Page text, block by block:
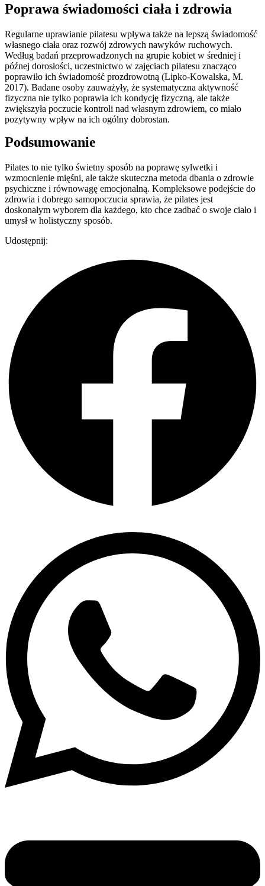
Poprawa świadomości ciała i zdrowia
Regularne uprawianie pilatesu wpływa także na lepszą świadomość
własnego ciała oraz rozwój zdrowych nawyków ruchowych.
Według badań przeprowadzonych na grupie kobiet w średniej i
późnej dorosłości, uczestnictwo w zajęciach pilatesu znacząco
poprawiło ich świadomość prozdrowotną (Lipko-Kowalska, M.
2017). Badane osoby zauważyły, że systematyczna aktywność
fizyczna nie tylko poprawia ich kondycję fizyczną, ale także
zwiększyła poczucie kontroli nad własnym zdrowiem, co miało
pozytywny wpływ na ich ogólny dobrostan.
Podsumowanie
Pilates to nie tylko świetny sposób na poprawę sylwetki i
wzmocnienie mięśni, ale także skuteczna metoda dbania o zdrowie
psychiczne i równowagę emocjonalną. Kompleksowe podejście do
zdrowia i dobrego samopoczucia sprawia, że pilates jest
doskonałym wyborem dla każdego, kto chce zadbać o swoje ciało i
umysł w holistyczny sposób.
Udostępnij: